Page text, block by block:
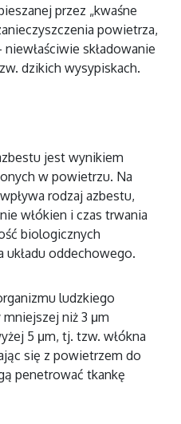
przez „kwaśne
powietrza,
niewłaściwie składowanie
dzikich wysypiskach.
jest wynikiem
w powietrzu. Na
rodzaj azbestu,
włókien i czas trwania
biologicznych
układu oddechowego.
ludzkiego
niż 3 μm
5 μm, tj. tzw. włókna
się z powietrzem do
penetrować tkankę